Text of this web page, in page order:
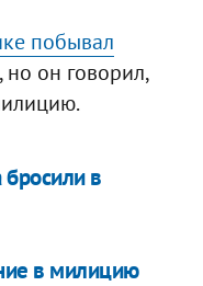
побывал
, но он говорил,
в
в милицию